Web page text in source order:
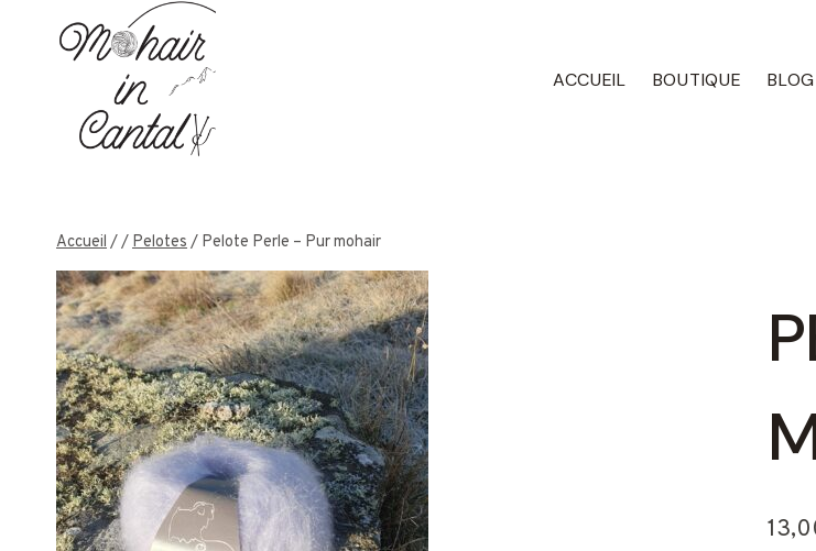
ACCUEIL BOUTIQUE BLOG
Accueil//Pelotes/ Pelote Perle – Pur mohair